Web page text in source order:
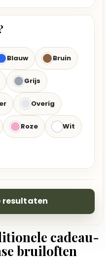
Blauw Bruin
Grijs
Overig
Roze Wit
resultaten
cadeau-
bruiloften